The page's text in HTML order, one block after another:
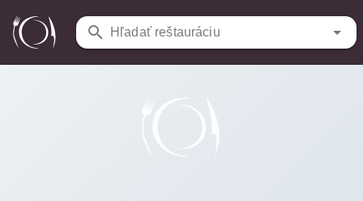
Hľadať reštauráciu
Reštaurácie / Horský Hotel Popradské pleso